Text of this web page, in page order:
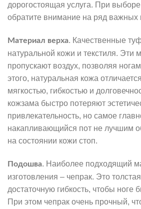
дорогостоящая услуга. При
обратите внимание на ряд важных
Материал верха. Качественные
натуральной кожи и текстиля. Эти
пропускают воздух, позволяя
этого, натуральная кожа
мягкостью, гибкостью и
кожзама быстро потеряют
привлекательность, но самое
накапливающийся пот не лучшим
на состоянии кожи стоп.
Подошва. Наиболее подходящий
изготовления – чепрак. Это
достаточную гибкость, чтобы ноге
При этом чепрак очень прочный,